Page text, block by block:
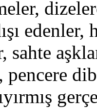
sahte
pencere